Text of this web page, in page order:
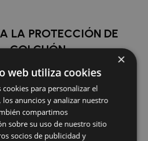
LA PROTECCIÓN DE
COLCHÓN
COMPRAR
×
web utiliza cookies
cookies para personalizar el
los anuncios y analizar nuestro
compartimos
sobre su uso de nuestro sitio
socios de publicidad y